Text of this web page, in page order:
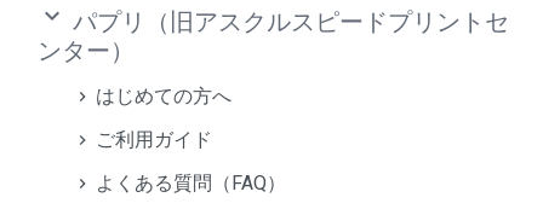
keyboard_arrow_down パプリ（旧アスクルスピードプリントセ
ンター）
はじめての方へ
ご利用ガイド
よくある質問（FAQ）